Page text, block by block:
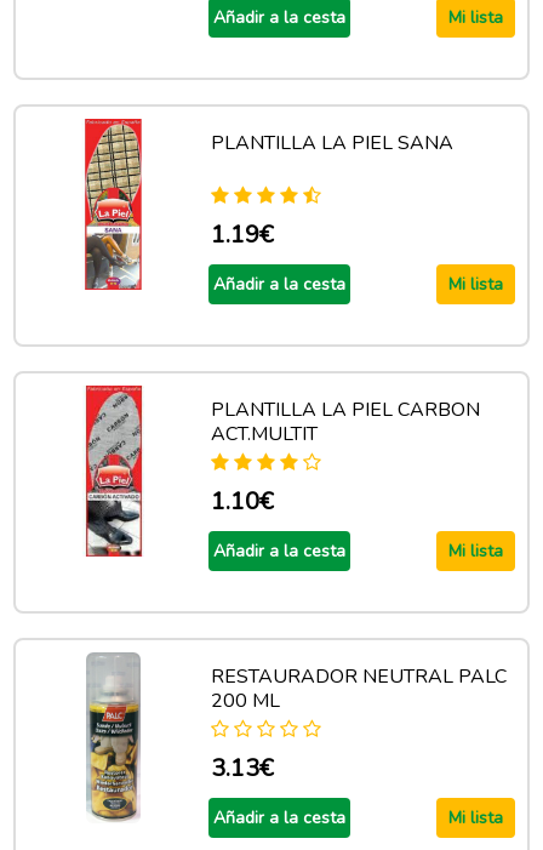
Añadir a la cesta Mi lista
PLANTILLA LA PIEL SANA
1.19€
Añadir a la cesta Mi lista
PLANTILLA LA PIEL CARBON
ACT.MULTIT
1.10€
Añadir a la cesta Mi lista
RESTAURADOR NEUTRAL PALC
200 ML
3.13€
Añadir a la cesta Mi lista